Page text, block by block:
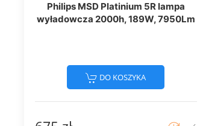
Philips MSD Platinium 5R lampa
wyładowcza 2000h, 189W, 7950Lm
DO KOSZYKA